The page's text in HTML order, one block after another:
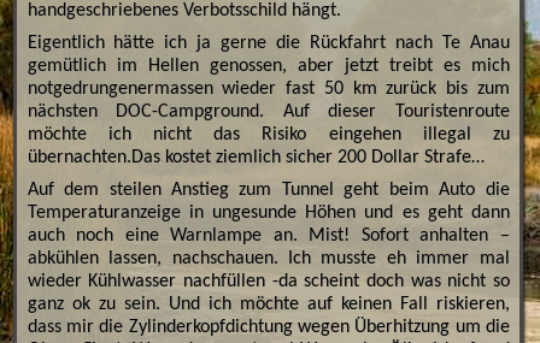
handgeschriebenes Verbotsschild hängt.
Eigentlich hätte ich ja gerne die Rückfahrt nach Te Anau
gemütlich im Hellen genossen, aber jetzt treibt es mich
notgedrungenermassen wieder fast 50 km zurück bis zum
nächsten DOC-Campground. Auf dieser Touristenroute
möchte ich nicht das Risiko eingehen illegal zu
übernachten.Das kostet ziemlich sicher 200 Dollar Strafe…
Auf dem steilen Anstieg zum Tunnel geht beim Auto die
Temperaturanzeige in ungesunde Höhen und es geht dann
auch noch eine Warnlampe an. Mist! Sofort anhalten –
abkühlen lassen, nachschauen. Ich musste eh immer mal
wieder Kühlwasser nachfüllen -da scheint doch was nicht so
ganz ok zu sein. Und ich möchte auf keinen Fall riskieren,
dass mir die Zylinderkopfdichtung wegen Überhitzung um die